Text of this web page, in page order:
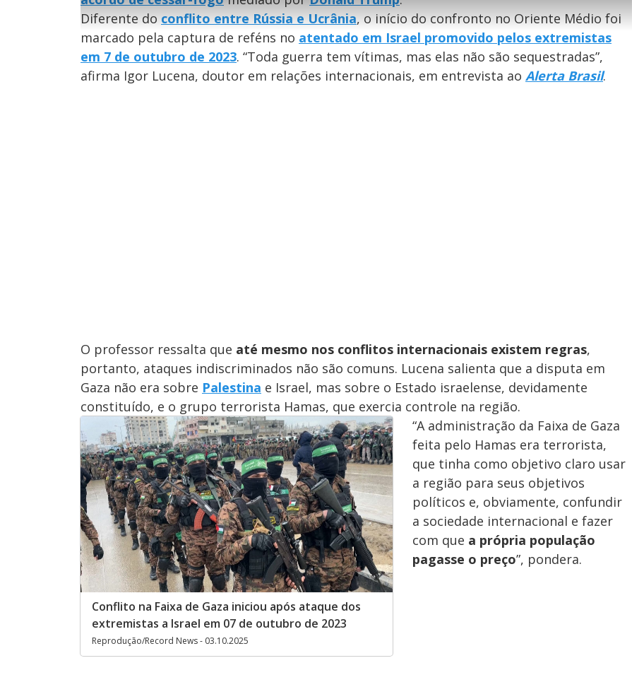
l
a
e
o
e
u
n
d
o
s
e
u
n
d
s
i
n
g
T
l
o
c
d
a
d
P
c
t
r
e
Diferente doconflito entre Rússia e Ucrânia, o início do confronto no Oriente Médio foi
marcado pela captura de reféns no atentado em Israel promovido pelos extremistas
em 7 de outubro de 2023. “Toda guerra tem vítimas, mas elas não são sequestradas”,
afirma Igor Lucena, doutor em relações internacionais, em entrevista ao Alerta Brasil.
O professor ressalta que até mesmo nos conflitos internacionais existem regras,
portanto, ataques indiscriminados não são comuns. Lucena salienta que a disputa em
Gaza não era sobre Palestina e Israel, mas sobre o Estado israelense, devidamente
constituído, e o grupo terrorista Hamas, que exercia controle na região.
Conflito na Faixa de Gaza iniciou após ataque dos
extremistas a Israel em 07 de outubro de 2023
Reprodução/Record News - 03.10.2025
“A administração da Faixa de Gaza
feita pelo Hamas era terrorista,
que tinha como objetivo claro usar
a região para seus objetivos
políticos e, obviamente, confundir
a sociedade internacional e fazer
com que a própria população
pagasse o preço”, pondera.